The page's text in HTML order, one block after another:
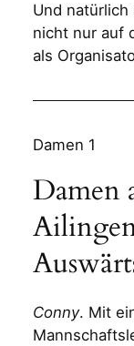
Und
nicht nur auf
als
Damen 1
Damen
Conny. Mit